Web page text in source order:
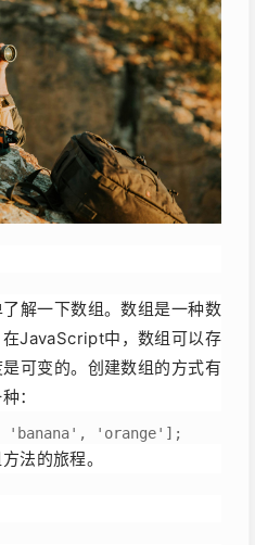
解一下数组。数组是一种数
JavaScript中，数组可以存
可变的。创建数组的方式有
：
'orange'];
法的旅程。